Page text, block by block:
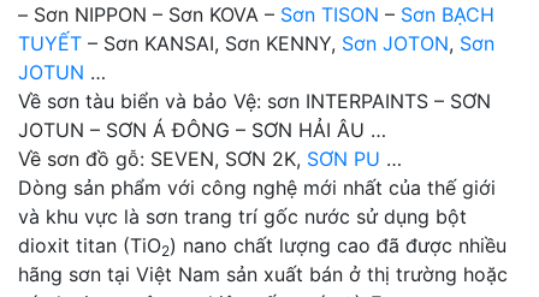
– Sơn NIPPON – Sơn KOVA – Sơn TISON – Sơn BẠCH
TUYẾT – Sơn KANSAI, Sơn KENNY, Sơn JOTON, Sơn
JOTUN …
Về sơn tàu biển và bảo Vệ: sơn INTERPAINTS – SƠN
JOTUN – SƠN Á ĐÔNG – SƠN HẢI ÂU …
Về sơn đồ gỗ: SEVEN, SƠN 2K, SƠN PU …
Dòng sản phẩm với công nghệ mới nhất của thế giới
và khu vực là sơn trang trí gốc nước sử dụng bột
dioxit titan (TiO2) nano chất lượng cao đã được nhiều
hãng sơn tại Việt Nam sản xuất bán ở thị trường hoặc